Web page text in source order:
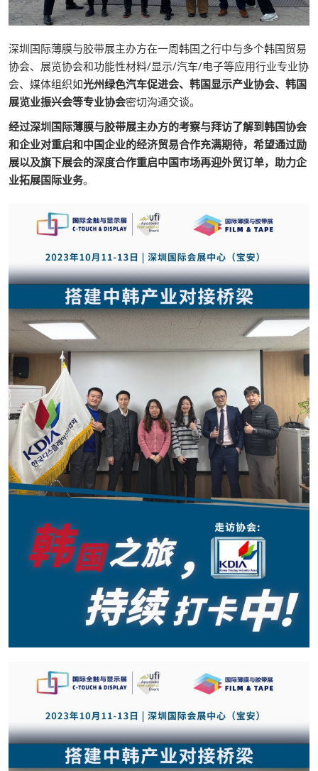
深圳国际薄膜与胶带展主办方在一周韩国之行中与多个韩国贸易
协会、展览协会和功能性材料/显示/汽车/电子等应用行业专业协
会、媒体组织如光州绿色汽车促进会、韩国显示产业协会、韩国
展览业振兴会等专业协会密切沟通交谈。
经过深圳国际薄膜与胶带展主办方的考察与拜访了解到韩国协会
和企业对重启和中国企业的经济贸易合作充满期待，希望通过励
展以及旗下展会的深度合作重启中国市场再迎外贸订单，助力企
业拓展国际业务。